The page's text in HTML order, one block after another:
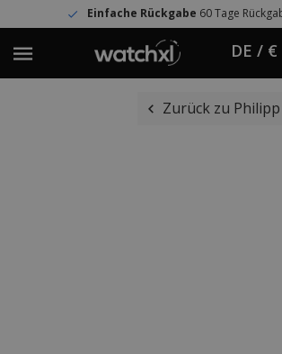
Einfache Rückgabe 60 Tage
DE / €
Zurück zu